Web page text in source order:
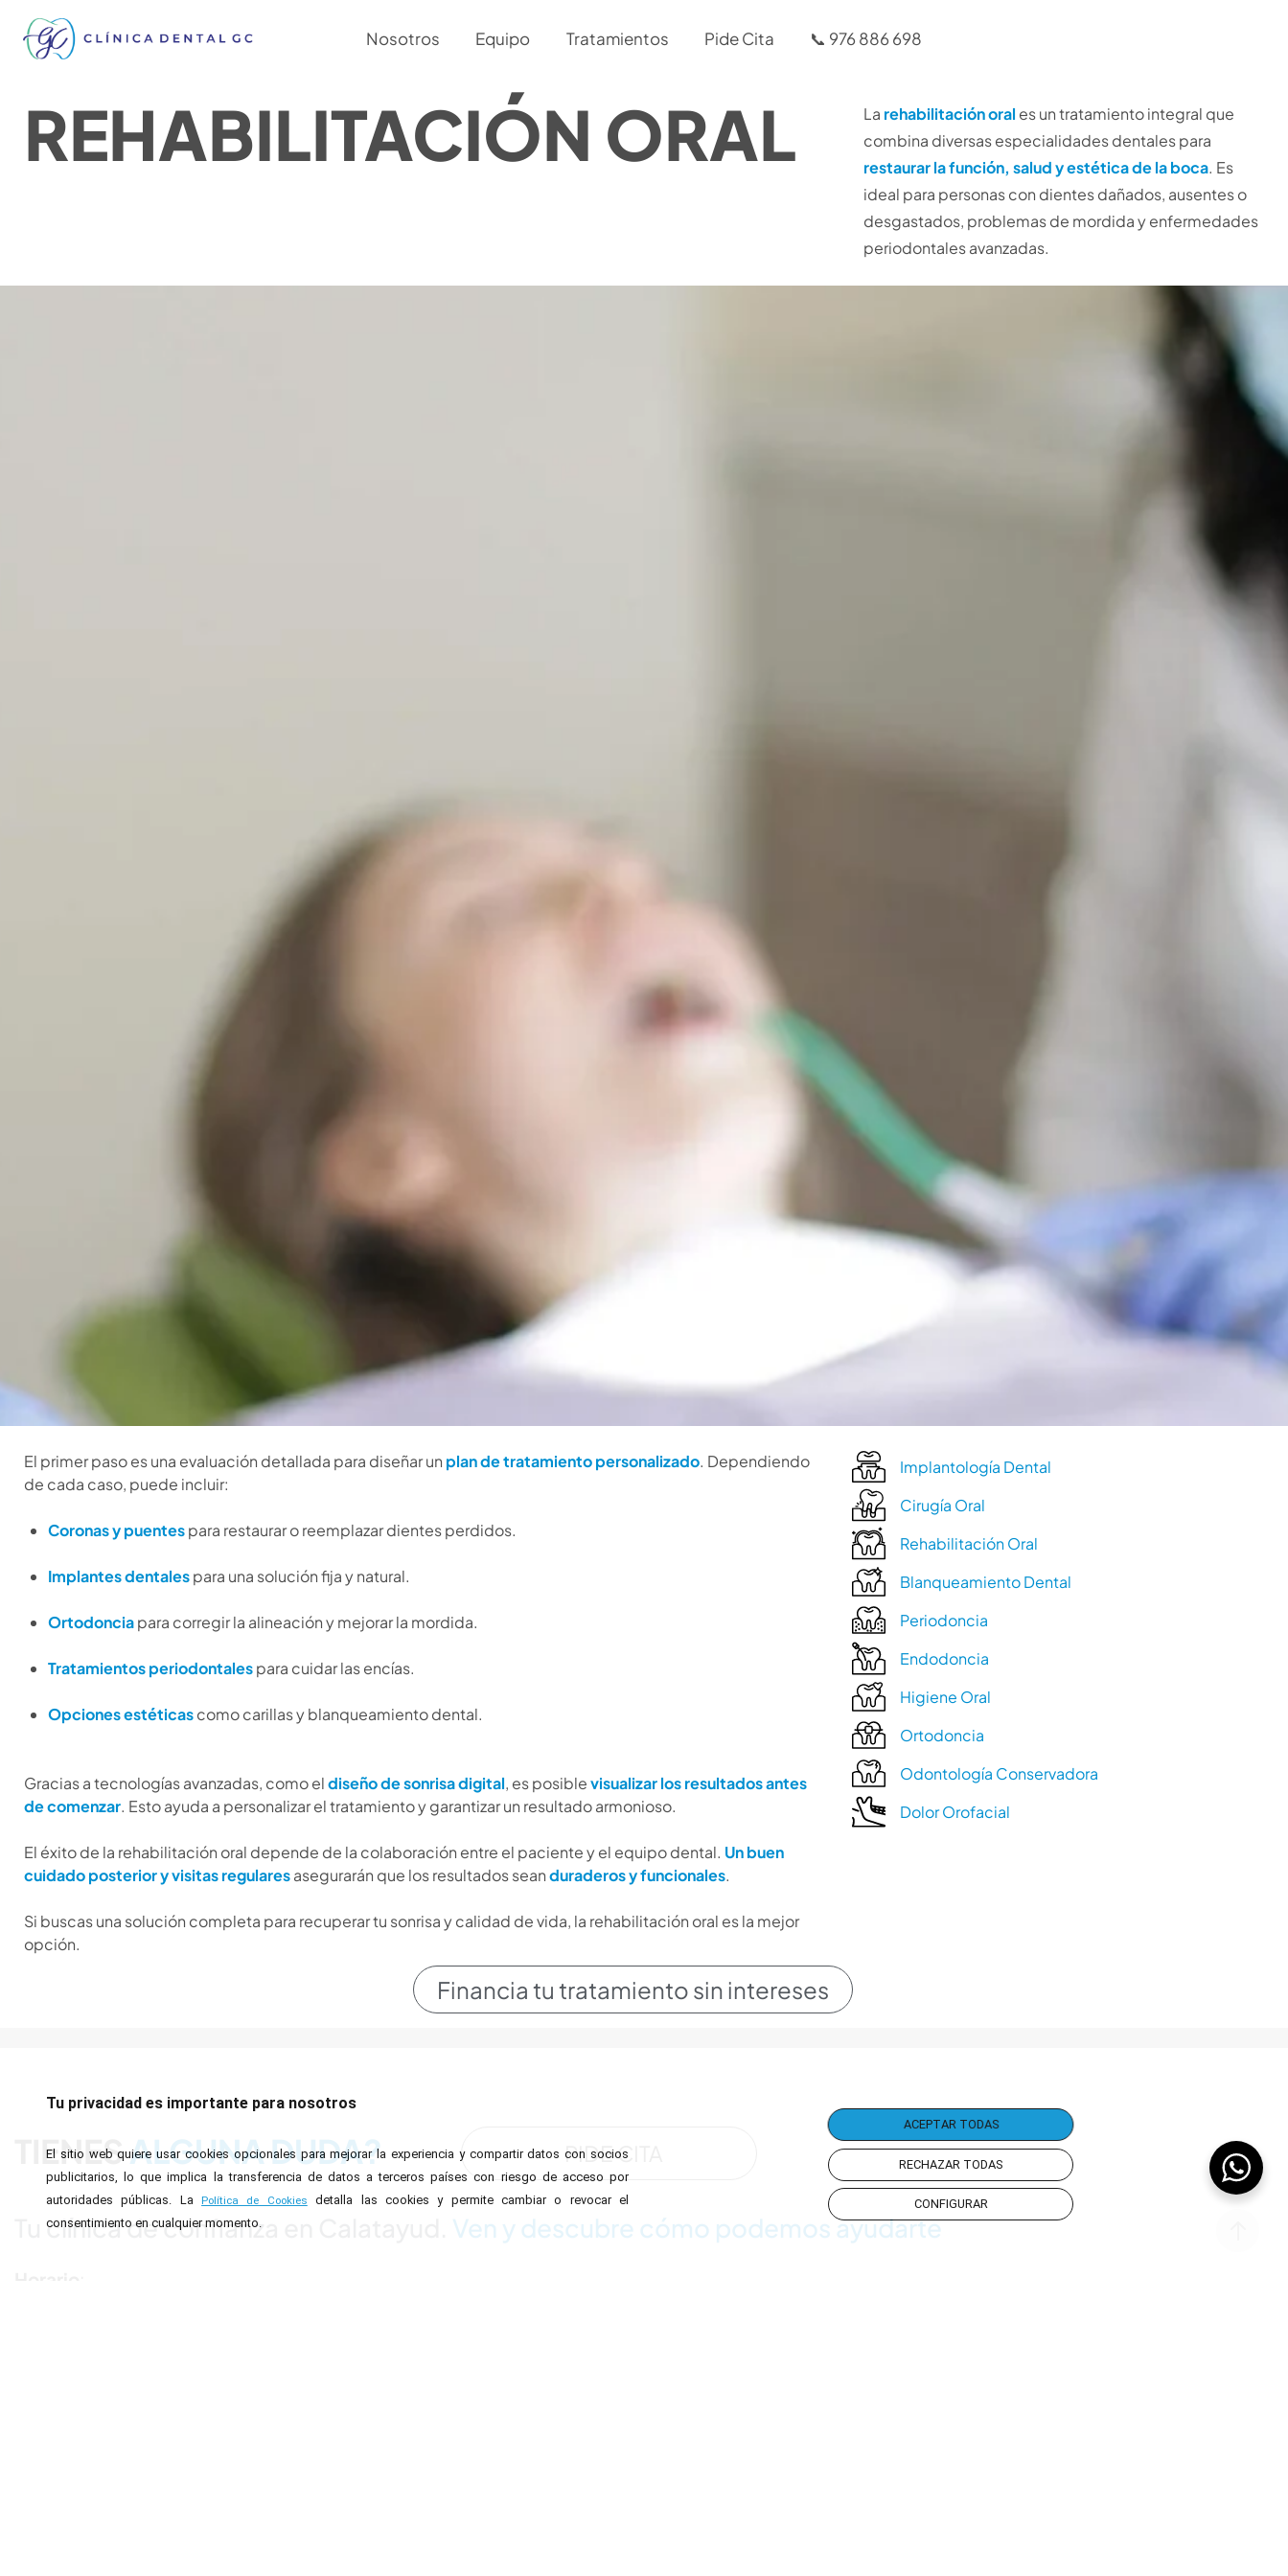
Nosotros Equipo Tratamientos Pide Cita 📞 976 886 698
REHABILITACIÓN ORAL La rehabilitación oral es un tratamiento integral que
combina diversas especialidades dentales para
restaurar la función, salud y estética de la boca. Es
ideal para personas con dientes dañados, ausentes o
desgastados, problemas de mordida y enfermedades
periodontales avanzadas.
El primer paso es una evaluación detallada para diseñar un plan de tratamiento personalizado. Dependiendo
de cada caso, puede incluir:
Coronas y puentespara restaurar o reemplazar dientes perdidos.
Implantes dentalespara una solución fija y natural.
Ortodonciapara corregir la alineación y mejorar la mordida.
Tratamientos periodontalespara cuidar las encías.
Opciones estéticascomo carillas y blanqueamiento dental.
Gracias a tecnologías avanzadas, como eldiseño de sonrisa digital, es posiblevisualizar los resultados antes
de comenzar. Esto ayuda a personalizar el tratamiento y garantizar un resultado armonioso.
El éxito de la rehabilitación oral depende de la colaboración entre el paciente y el equipo dental. Un buen
cuidado posterior y visitas regularesasegurarán que los resultados seanduraderos y funcionales.
Si buscas una solución completa para recuperar tu sonrisa y calidad de vida, la rehabilitación oral es la mejor
opción.
Implantología Dental
Cirugía Oral
Rehabilitación Oral
Blanqueamiento Dental
Periodoncia
Endodoncia
Higiene Oral
Ortodoncia
Odontología Conservadora
Dolor Orofacial
Financia tu tratamiento sin intereses
TIENESALGUNA DUDA? PIDE CITA
Tu clínica de confianza en Calatayud. Ven y descubre cómo podemos ayudarte
Tu privacidad es importante para nosotros
El sitio web quiere usar cookies opcionales para mejorar la experiencia y compartir datos con socios
publicitarios, lo que implica la transferencia de datos a terceros países con riesgo de acceso por
autoridades públicas. LaPolítica de Cookies detalla las cookies y permite cambiar o revocar el
consentimiento en cualquier momento.
ACEPTAR TODAS
RECHAZAR TODAS
CONFIGURAR